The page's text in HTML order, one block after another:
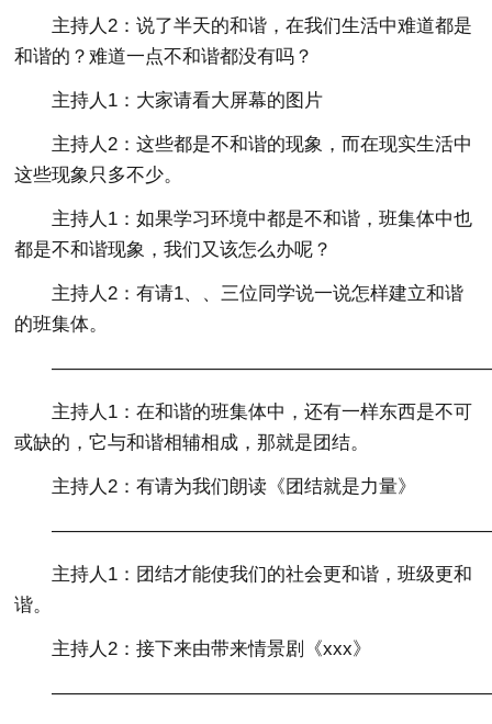
主持人2：说了半天的和谐，在我们生活中难道都是
和谐的？难道一点不和谐都没有吗？
主持人1：大家请看大屏幕的图片
主持人2：这些都是不和谐的现象，而在现实生活中
这些现象只多不少。
主持人1：如果学习环境中都是不和谐，班集体中也
都是不和谐现象，我们又该怎么办呢？
主持人2：有请1、、三位同学说一说怎样建立和谐
的班集体。
主持人1：在和谐的班集体中，还有一样东西是不可
或缺的，它与和谐相辅相成，那就是团结。
主持人2：有请为我们朗读《团结就是力量》
主持人1：团结才能使我们的社会更和谐，班级更和
谐。
主持人2：接下来由带来情景剧《xxx》